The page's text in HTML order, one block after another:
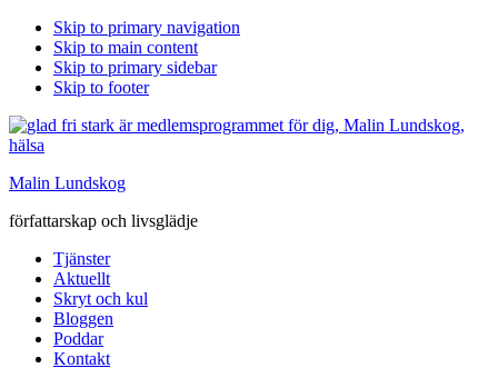
Skip to primary navigation
Skip to main content
Skip to primary sidebar
Skip to footer
Malin Lundskog
författarskap och livsglädje
Tjänster
Aktuellt
Skryt och kul
Bloggen
Poddar
Kontakt